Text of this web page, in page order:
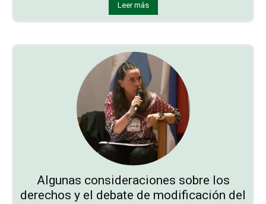
Leer más
Algunas consideraciones sobre los
derechos y el debate de modificación del